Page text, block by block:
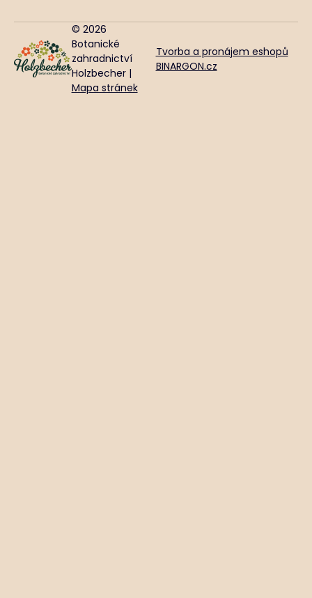
© 2026
Botanické
zahradnictví
Holzbecher |
Mapa stránek
Tvorba a pronájem eshopů
BINARGON.cz